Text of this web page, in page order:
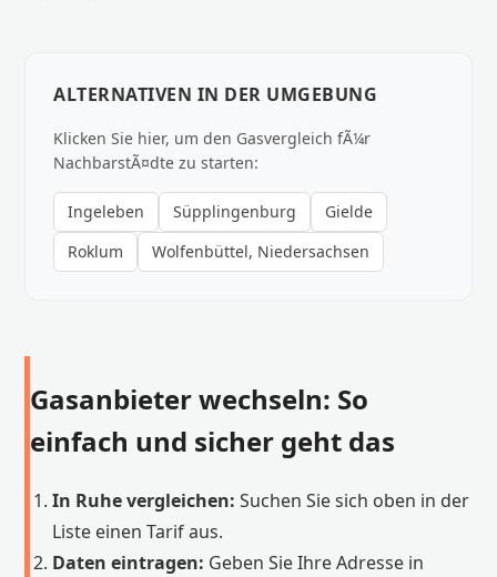
ALTERNATIVEN IN DER UMGEBUNG
Klicken Sie hier, um den Gasvergleich fÃ¼r
NachbarstÃ¤dte zu starten:
Ingeleben Süpplingenburg
Gielde
Roklum
Wolfenbüttel, Niedersachsen
Gasanbieter wechseln: So
einfach und sicher geht das
In Ruhe vergleichen: Suchen Sie sich oben in der
Liste einen Tarif aus.
Daten eintragen: Geben Sie Ihre Adresse in